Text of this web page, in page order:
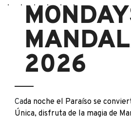
2026
Cada noche el Paraíso se
Única, disfruta de la magia de